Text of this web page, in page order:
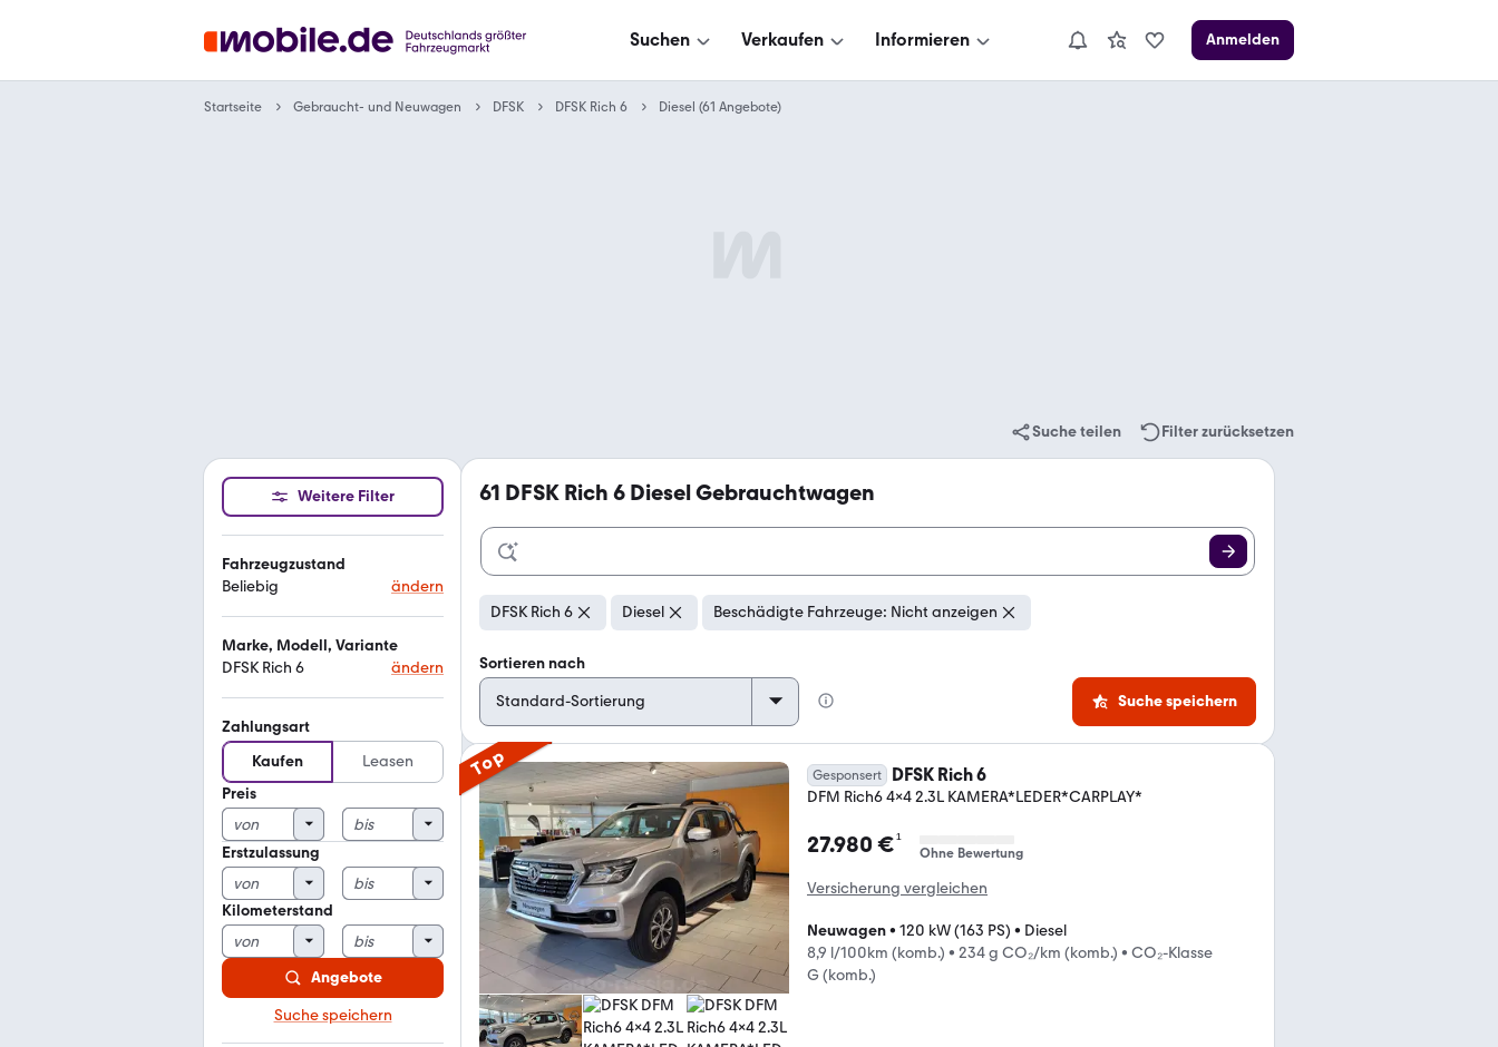
Suchen Verkaufen Informieren Anmelden
Startseite Gebraucht- und Neuwagen DFSK DFSK Rich 6 Diesel (61 Angebote)
Suche teilen Filter zurücksetzen
Weitere Filter
Fahrzeugzustand
Beliebig
ändern
Marke, Modell, Variante
DFSK Rich 6
ändern
Zahlungsart
Kaufen
Leasen
Preis
Erstzulassung
Kilometerstand
Angebote
Suche speichern
61 DFSK Rich 6 Diesel Gebrauchtwagen
DFSK Rich 6 Diesel Beschädigte Fahrzeuge: Nicht anzeigen
Sortieren nach
Suche speichern
Top Gesponsert DFSK Rich 6
DFM Rich6 4x4 2.3L KAMERA*LEDER*CARPLAY*
27.980 €¹
Ohne Bewertung
Versicherung vergleichen
Neuwagen• 120 kW (163 PS) • Diesel
8,9 l/100km (komb.) • 234 g CO₂/km (komb.) • CO₂-Klasse
G (komb.)